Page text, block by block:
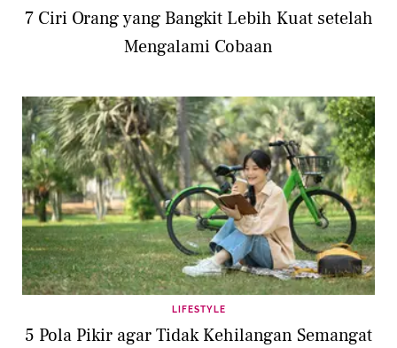
7 Ciri Orang yang Bangkit Lebih Kuat setelah
Mengalami Cobaan
LIFESTYLE
5 Pola Pikir agar Tidak Kehilangan Semangat